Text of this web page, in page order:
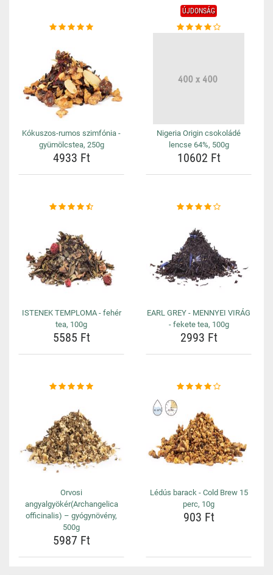
Kókuszos-rumos szimfónia -
gyümölcstea, 250g
4933 Ft
ÚJDONSÁG
Nigeria Origin csokoládé
lencse 64%, 500g
10602 Ft
ISTENEK TEMPLOMA - fehér
tea, 100g
5585 Ft
EARL GREY - MENNYEI VIRÁG
- fekete tea, 100g
2993 Ft
Orvosi
angyalgyökér(Archangelica
officinalis) – gyógynövény,
500g
5987 Ft
Lédús barack - Cold Brew 15
perc, 10g
903 Ft